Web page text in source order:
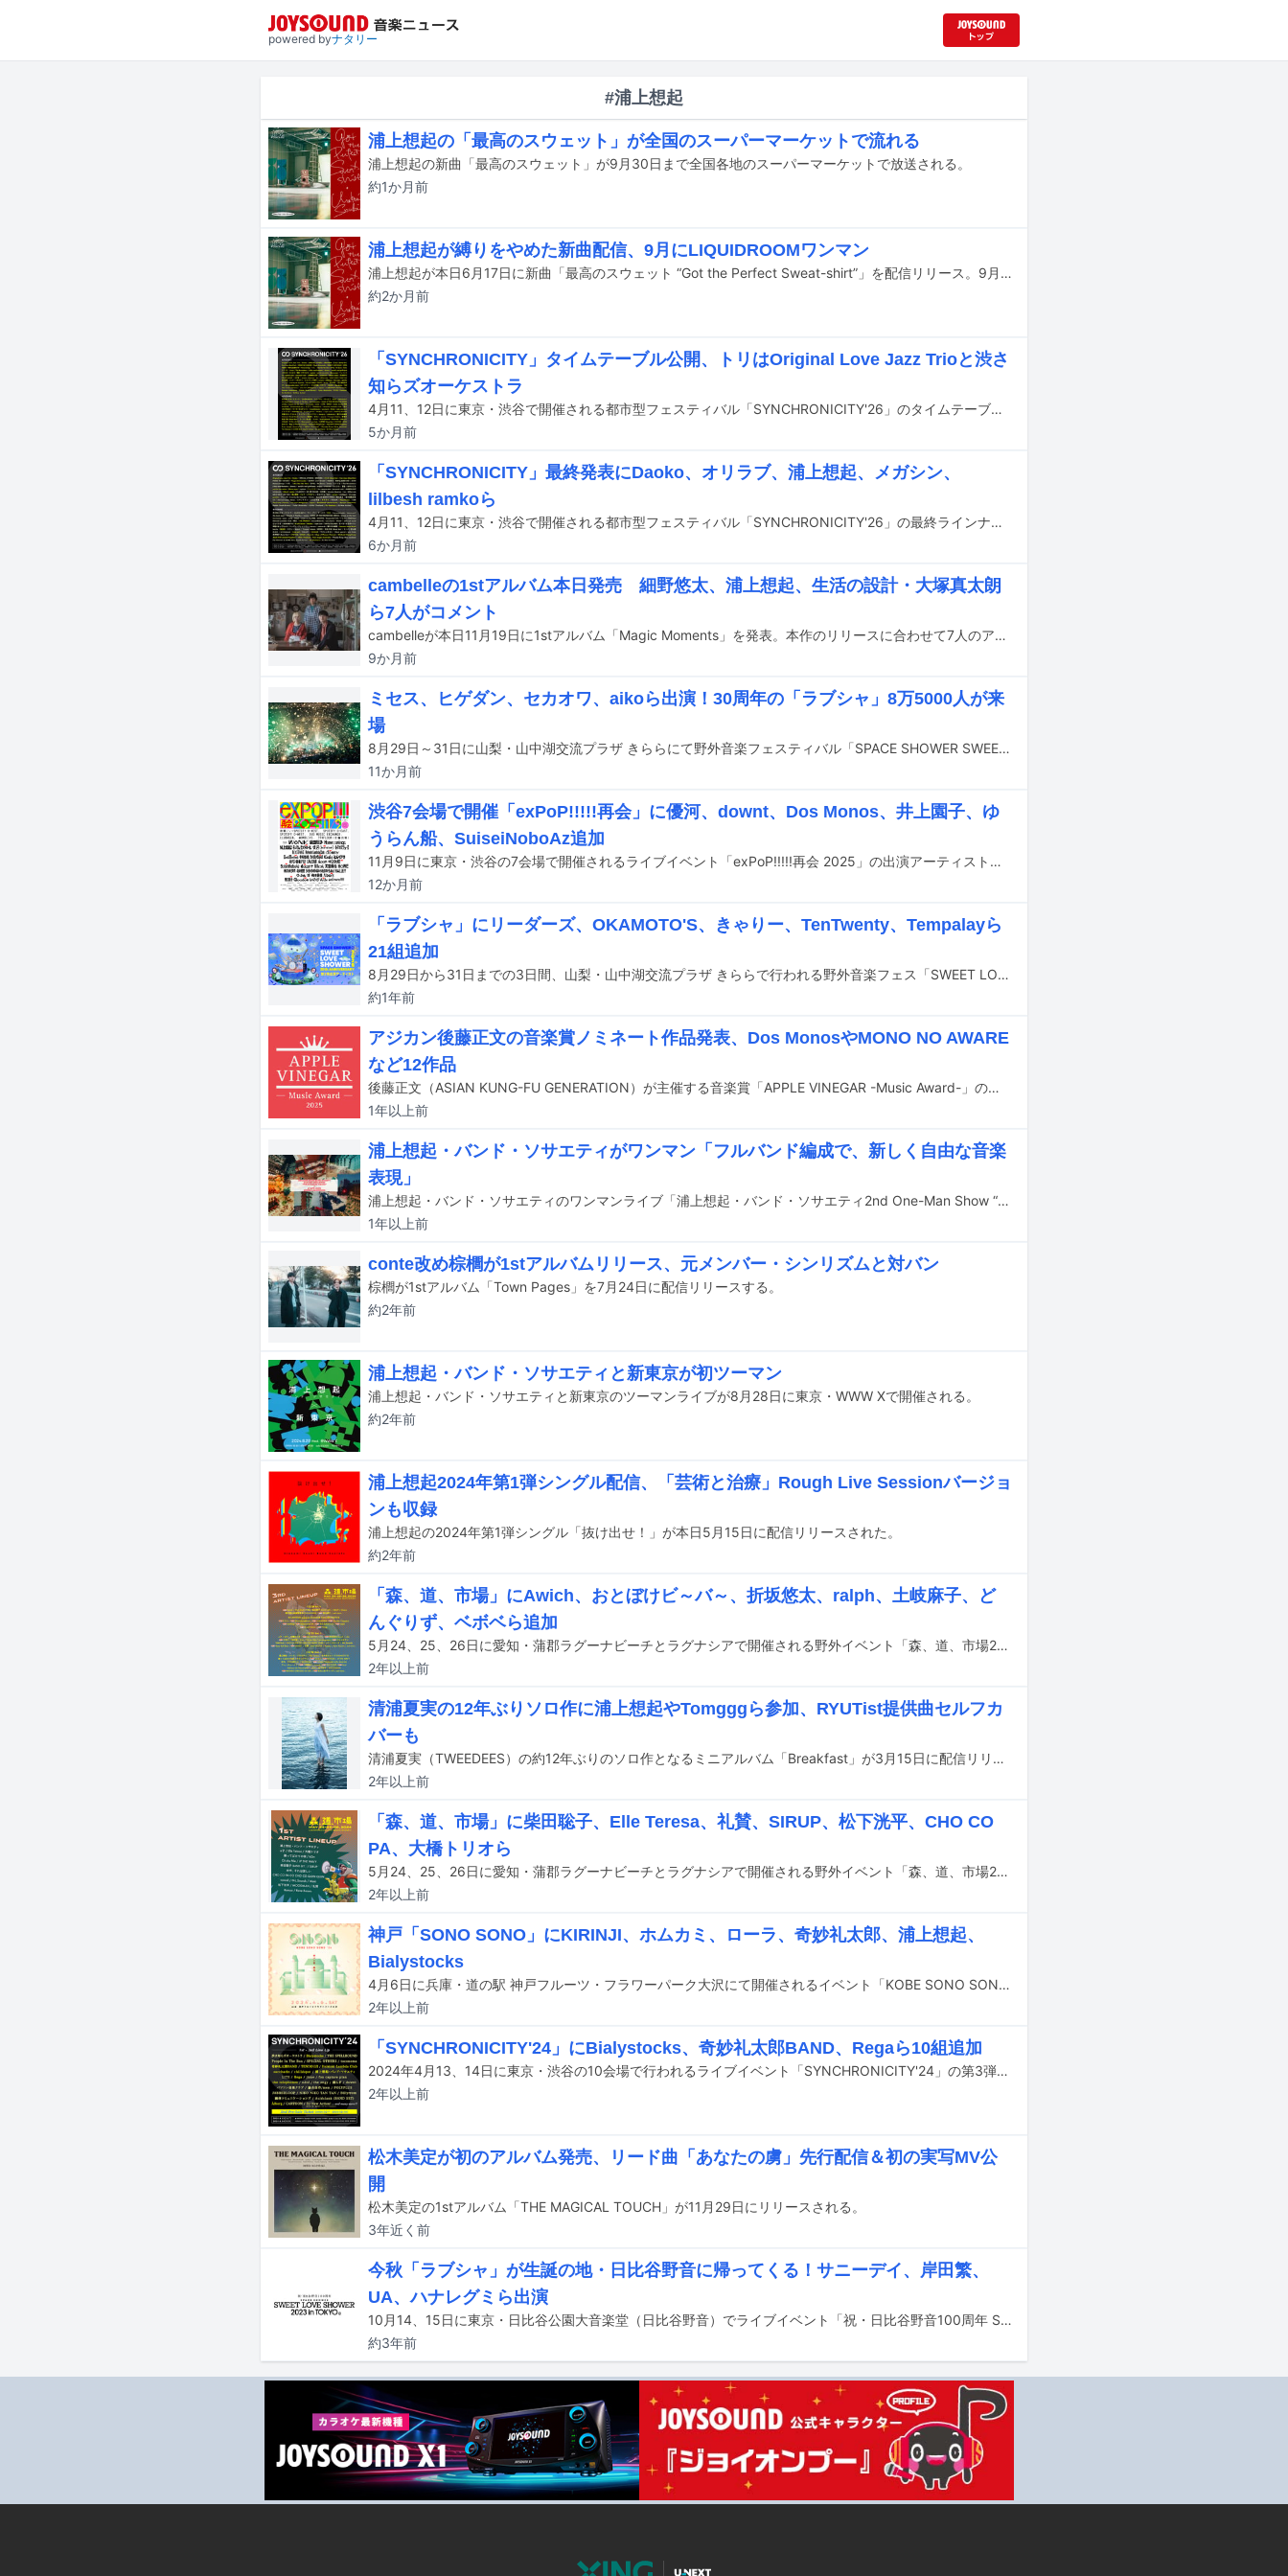
powered byナタリー
#浦上想起
浦上想起の「最高のスウェット」が全国のスーパーマーケットで流れる
浦上想起の新曲「最高のスウェット」が9月30日まで全国各地のスーパーマーケットで放送される。
約1か月前
浦上想起が縛りをやめた新曲配信、9月にLIQUIDROOMワンマン
浦上想起が本日6月17日に新曲「最高のスウェット “Got the Perfect Sweat-shirt”」を配信リリース。9月11日に東京・LIQUIDROOMで浦上想起・バンド・ソサエティのワンマンライブを行う。
約2か月前
「SYNCHRONICITY」タイムテーブル公開、トリはOriginal Love Jazz Trioと渋さ
知らズオーケストラ
4月11、12日に東京・渋谷で開催される都市型フェスティバル「SYNCHRONICITY'26」のタイムテーブルが発表された。
5か月前
「SYNCHRONICITY」最終発表にDaoko、オリラブ、浦上想起、メガシン、
lilbesh ramkoら
4月11、12日に東京・渋谷で開催される都市型フェスティバル「SYNCHRONICITY'26」の最終ラインナップが発表された。
6か月前
cambelleの1stアルバム本日発売 細野悠太、浦上想起、生活の設計・大塚真太朗
ら7人がコメント
cambelleが本日11月19日に1stアルバム「Magic Moments」を発表。本作のリリースに合わせて7人のアーティストからのコメントが公開された。
9か月前
ミセス、ヒゲダン、セカオワ、aikoら出演！30周年の「ラブシャ」8万5000人が来
場
8月29日～31日に山梨・山中湖交流プラザ きららにて野外音楽フェスティバル「SPACE SHOWER SWEET LOVE SHOWER 2025 30th ANNIVERSARY」が開催された。
11か月前
渋谷7会場で開催「exPoP!!!!!再会」に優河、downt、Dos Monos、井上園子、ゆ
うらん船、SuiseiNoboAz追加
11月9日に東京・渋谷の7会場で開催されるライブイベント「exPoP!!!!!再会 2025」の出演アーティスト第3弾が発表された。
12か月前
「ラブシャ」にリーダーズ、OKAMOTO'S、きゃりー、TenTwenty、Tempalayら
21組追加
8月29日から31日までの3日間、山梨・山中湖交流プラザ きららで行われる野外音楽フェス「SWEET LOVE SHOWER 2025」の出演アーティスト第3弾が発表された。
約1年前
アジカン後藤正文の音楽賞ノミネート作品発表、Dos MonosやMONO NO AWARE
など12作品
後藤正文（ASIAN KUNG-FU GENERATION）が主催する音楽賞「APPLE VINEGAR -Music Award-」の第8回ノミネート作品が発表された。
1年以上前
浦上想起・バンド・ソサエティがワンマン「フルバンド編成で、新しく自由な音楽
表現」
浦上想起・バンド・ソサエティのワンマンライブ「浦上想起・バンド・ソサエティ2nd One-Man Show “The Dynamic Squad”」が4月27日に東京・LIQUIDROOMで開催される。
1年以上前
conte改め棕櫚が1stアルバムリリース、元メンバー・シンリズムと対バン
棕櫚が1stアルバム「Town Pages」を7月24日に配信リリースする。
約2年前
浦上想起・バンド・ソサエティと新東京が初ツーマン
浦上想起・バンド・ソサエティと新東京のツーマンライブが8月28日に東京・WWW Xで開催される。
約2年前
浦上想起2024年第1弾シングル配信、「芸術と治療」Rough Live Sessionバージョ
ンも収録
浦上想起の2024年第1弾シングル「抜け出せ！」が本日5月15日に配信リリースされた。
約2年前
「森、道、市場」にAwich、おとぼけビ～バ～、折坂悠太、ralph、土岐麻子、ど
んぐりず、ベボベら追加
5月24、25、26日に愛知・蒲郡ラグーナビーチとラグナシアで開催される野外イベント「森、道、市場2024」の出演アーティスト第3弾と日割りが発表された。
2年以上前
清浦夏実の12年ぶりソロ作に浦上想起やTomgggら参加、RYUTist提供曲セルフカ
バーも
清浦夏実（TWEEDEES）の約12年ぶりのソロ作となるミニアルバム「Breakfast」が3月15日に配信リリースされる。
2年以上前
「森、道、市場」に柴田聡子、Elle Teresa、礼賛、SIRUP、松下洸平、CHO CO
PA、大橋トリオら
5月24、25、26日に愛知・蒲郡ラグーナビーチとラグナシアで開催される野外イベント「森、道、市場2024」の出演アーティスト第1弾が発表された。
2年以上前
神戸「SONO SONO」にKIRINJI、ホムカミ、ローラ、奇妙礼太郎、浦上想起、
Bialystocks
4月6日に兵庫・道の駅 神戸フルーツ・フラワーパーク大沢にて開催されるイベント「KOBE SONO SONO '24」の出演アーティスト第1弾が発表された。
2年以上前
「SYNCHRONICITY'24」にBialystocks、奇妙礼太郎BAND、Regaら10組追加
2024年4月13、14日に東京・渋谷の10会場で行われるライブイベント「SYNCHRONICITY'24」の第3弾出演アーティストが発表された。
2年以上前
松木美定が初のアルバム発売、リード曲「あなたの虜」先行配信＆初の実写MV公
開
松木美定の1stアルバム「THE MAGICAL TOUCH」が11月29日にリリースされる。
3年近く 前
今秋「ラブシャ」が生誕の地・日比谷野音に帰ってくる！サニーデイ、岸田繁、
UA、ハナレグミら出演
10月14、15日に東京・日比谷公園大音楽堂（日比谷野音）でライブイベント「祝・日比谷野音100周年 SPACE SHOWER SWEET LOVE SHOWER 2023 in TOKYO」が開催される。
約3年前